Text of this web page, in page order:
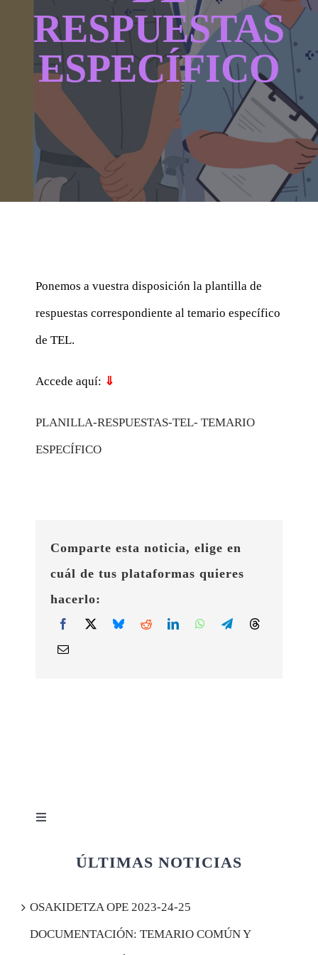
ACCEDER
RESPUESTAS
ESPECÍFICO
Ponemos a vuestra disposición la plantilla de
respuestas correspondiente al temario específico
de TEL.
Accede aquí: ⇓
PLANILLA-RESPUESTAS-TEL- TEMARIO
ESPECÍFICO
Comparte esta noticia, elige en
cuál de tus plataformas quieres
hacerlo:
Toggle
Afiliación
ÚLTIMAS NOTICIAS
OSAKIDETZA OPE 2023-24-25
DOCUMENTACIÓN: TEMARIO COMÚN Y